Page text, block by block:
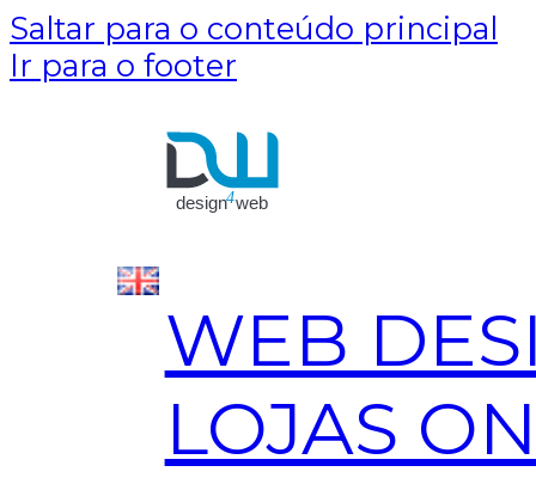
Saltar para o conteúdo principal
Ir para o footer
WEB
LOJAS